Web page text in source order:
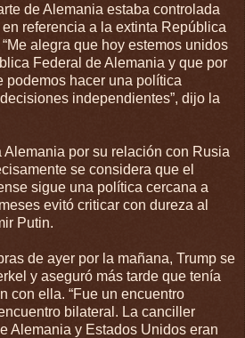
de Alemania estaba controlada
referencia a la extinta República
alegra que hoy estemos unidos
Federal de Alemania y que por
podemos hacer una política
independientes”, dijo la
Alemania por su relación con Rusia
se considera que el
sigue una política cercana a
evitó criticar con dureza al
Putin.
de ayer por la mañana, Trump se
y aseguró más tarde que tenía
con ella. “Fue un encuentro
bilateral. La canciller
Alemania y Estados Unidos eran